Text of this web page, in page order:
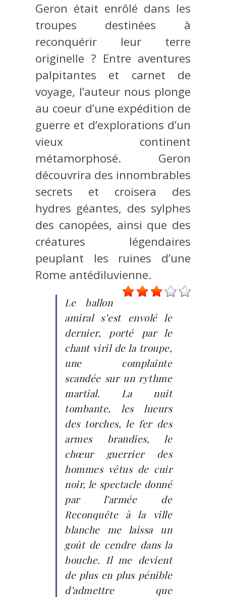
Geron était enrôlé dans les
troupes destinées à
reconquérir leur terre
originelle ? Entre aventures
palpitantes et carnet de
voyage, l’auteur nous plonge
au coeur d’une expédition de
guerre et d’explorations d’un
vieux continent
métamorphosé. Geron
découvrira des innombrables
secrets et croisera des
hydres géantes, des sylphes
des canopées, ainsi que des
créatures légendaires
peuplant les ruines d’une
Rome antédiluvienne.
Le ballon
amiral s’est envolé le
dernier, porté par le
chant viril de la troupe,
une complainte
scandée sur un rythme
martial. La nuit
tombante, les lueurs
des torches, le fer des
armes brandies, le
chœur guerrier des
hommes vêtus de cuir
noir, le spectacle donné
par l’armée de
Reconquête à la ville
blanche me laissa un
goût de cendre dans la
bouche. Il me devient
de plus en plus pénible
d’admettre que